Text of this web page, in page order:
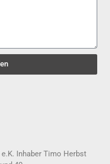
Inhaber Timo Herbst